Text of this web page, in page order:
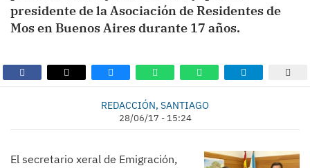
presidente de la Asociación de Residentes de
Mos en Buenos Aires durante 17 años.
REDACCIÓN, SANTIAGO
28/06/17 - 15:24
El secretario xeral de Emigración,